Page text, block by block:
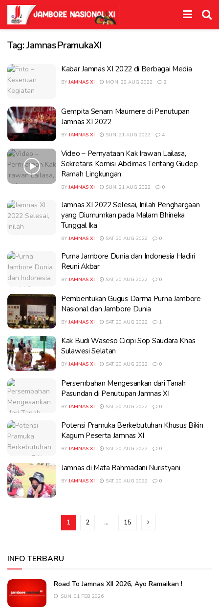
Tag:JamnasPramukaXI
Kabar Jamnas XI 2022 di Berbagai Media
BY JAMNAS XI MON, 22 AUG 2022 2
Gempita Senam Maumere di Penutupan
Jamnas XI 2022
BY JAMNAS XI SUN, 21 AUG 2022 4
Video – Pernyataan Kak Irawan Lailasa,
Sekretaris Komisi Abdimas Tentang Gudep
Ramah Lingkungan
BY JAMNAS XI SUN, 21 AUG 2022 0
Jamnas XI 2022 Selesai, Inilah Penghargaan
yang Diumumkan pada Malam Bhineka
Tunggal Ika
BY JAMNAS XI SAT, 20 AUG 2022 0
Purna Jambore Dunia dan Indonesia Hadiri
Reuni Akbar
BY JAMNAS XI SAT, 20 AUG 2022 0
Pembentukan Gugus Darma Purna Jambore
Nasional dan Jambore Dunia
BY JAMNAS XI SAT, 20 AUG 2022 1
Kak Budi Waseso Cicipi Sop Saudara Khas
Sulawesi Selatan
BY JAMNAS XI SAT, 20 AUG 2022 0
Persembahan Mengesankan dari Tanah
Pasundan di Penutupan Jamnas XI
BY JAMNAS XI SAT, 20 AUG 2022 0
Potensi Pramuka Berkebutuhan Khusus Bikin
Kagum Peserta Jamnas XI
BY JAMNAS XI SAT, 20 AUG 2022 0
Jamnas di Mata Rahmadani Nuristyani
BY JAMNAS XI SAT, 20 AUG 2022 0
1 2 … 15
INFO TERBARU
Road To Jamnas XII 2026, Ayo Ramaikan !
SUN, 01 FEB 2026